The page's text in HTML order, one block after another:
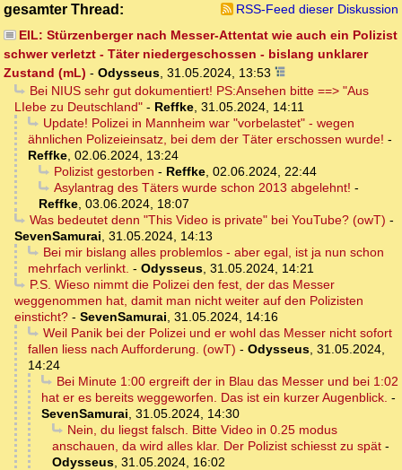
gesamter Thread:
RSS-Feed dieser Diskussion
EIL: Stürzenberger nach Messer-Attentat wie auch ein Polizist
schwer verletzt - Täter niedergeschossen - bislang unklarer
Zustand (mL) - Odysseus, 31.05.2024, 13:53
Bei NIUS sehr gut dokumentiert! PS:Ansehen bitte ==> "Aus
LIebe zu Deutschland" - Reffke, 31.05.2024, 14:11
Update! Polizei in Mannheim war "vorbelastet" - wegen
ähnlichen Polizeieinsatz, bei dem der Täter erschossen wurde! -
Reffke, 02.06.2024, 13:24
Polizist gestorben - Reffke, 02.06.2024, 22:44
Asylantrag des Täters wurde schon 2013 abgelehnt! -
Reffke, 03.06.2024, 18:07
Was bedeutet denn "This Video is private" bei YouTube? (owT) -
SevenSamurai, 31.05.2024, 14:13
Bei mir bislang alles problemlos - aber egal, ist ja nun schon
mehrfach verlinkt. - Odysseus, 31.05.2024, 14:21
P.S. Wieso nimmt die Polizei den fest, der das Messer
weggenommen hat, damit man nicht weiter auf den Polizisten
einsticht? - SevenSamurai, 31.05.2024, 14:16
Weil Panik bei der Polizei und er wohl das Messer nicht sofort
fallen liess nach Aufforderung. (owT) - Odysseus, 31.05.2024,
14:24
Bei Minute 1:00 ergreift der in Blau das Messer und bei 1:02
hat er es bereits weggeworfen. Das ist ein kurzer Augenblick. -
SevenSamurai, 31.05.2024, 14:30
Nein, du liegst falsch. Bitte Video in 0.25 modus
anschauen, da wird alles klar. Der Polizist schiesst zu spät -
Odysseus, 31.05.2024, 16:02